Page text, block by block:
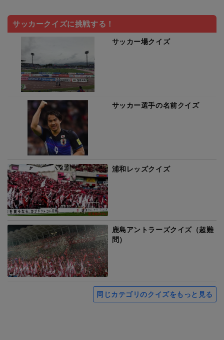
サッカークイズに挑戦する！
サッカー場クイズ
サッカー選手の名前クイズ
浦和レッズクイズ
鹿島アントラーズクイズ（超難
問）
同じカテゴリのクイズをもっと見る